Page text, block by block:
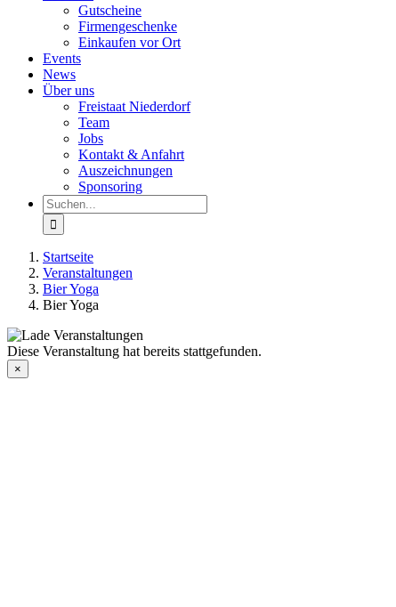
Gutscheine
Firmengeschenke
Einkaufen vor Ort
Events
News
Über uns
Freistaat Niederdorf
Team
Jobs
Kontakt & Anfahrt
Auszeichnungen
Sponsoring
Suche
nach:
Startseite
Veranstaltungen
Bier Yoga
Bier Yoga
Diese Veranstaltung hat bereits stattgefunden.
×